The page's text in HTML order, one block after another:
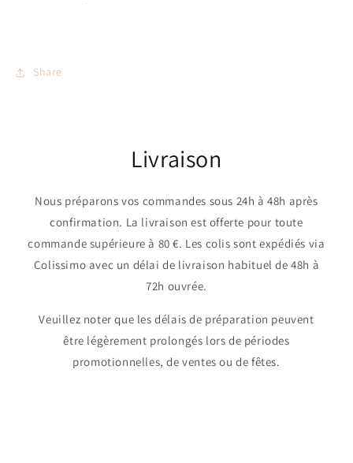
Share
Livraison
Nous préparons vos commandes sous 24h à 48h après
confirmation. La livraison est offerte pour toute
commande supérieure à 80 €. Les colis sont expédiés via
Colissimo avec un délai de livraison habituel de 48h à
72h ouvrée.
Veuillez noter que les délais de préparation peuvent
être légèrement prolongés lors de périodes
promotionnelles, de ventes ou de fêtes.